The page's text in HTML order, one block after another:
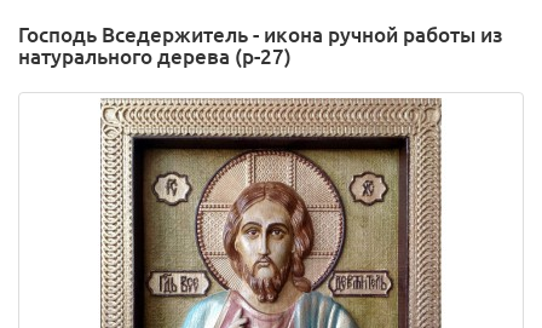
Господь Вседержитель - икона ручной работы из
натурального дерева (р-27)